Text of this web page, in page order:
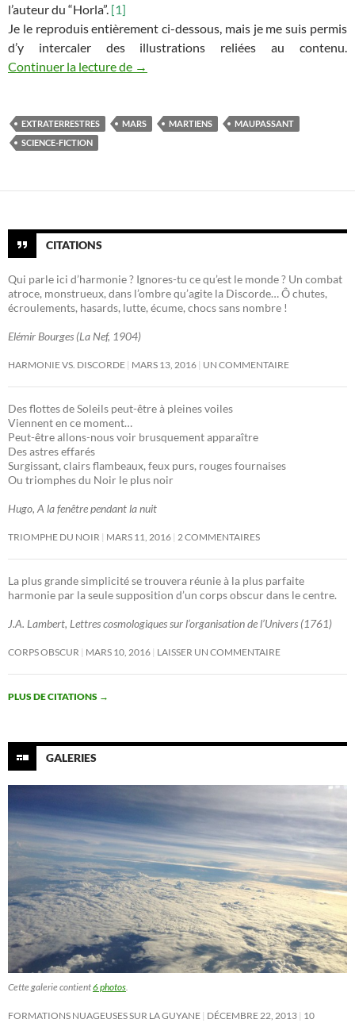
l’auteur du “Horla”. [1]
Je le reproduis entièrement ci-dessous, mais je me suis permis
d’y intercaler des illustrations reliées au contenu.
Continuer la lecture de Un conte de Noël martien
→
EXTRATERRESTRES MARS MARTIENS
MAUPASSANT
SCIENCE-FICTION
CITATIONS
Qui parle ici d’harmonie ? Ignores-tu ce qu’est le monde ? Un combat
atroce, monstrueux, dans l’ombre qu’agite la Discorde… Ô chutes,
écroulements, hasards, lutte, écume, chocs sans nombre !
Elémir Bourges (La Nef, 1904)
HARMONIE VS. DISCORDE MARS 13, 2016 UN COMMENTAIRE
Des flottes de Soleils peut-être à pleines voiles
Viennent en ce moment…
Peut-être allons-nous voir brusquement apparaître
Des astres effarés
Surgissant, clairs flambeaux, feux purs, rouges fournaises
Ou triomphes du Noir le plus noir
Hugo, A la fenêtre pendant la nuit
TRIOMPHE DU NOIR MARS 11, 2016 2 COMMENTAIRES
La plus grande simplicité se trouvera réunie à la plus parfaite
harmonie par la seule supposition d’un corps obscur dans le centre.
J.A. Lambert, Lettres cosmologiques sur l’organisation de l’Univers (1761)
CORPS OBSCUR MARS 10, 2016 LAISSER UN COMMENTAIRE
PLUS DE CITATIONS →
GALERIES
Cette galerie contient6 photos.
FORMATIONS NUAGEUSES SUR LA GUYANE DÉCEMBRE 22, 2013 10